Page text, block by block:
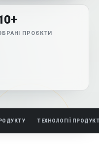
ПРОЄКТИ
ТЕХНОЛОГІЇ